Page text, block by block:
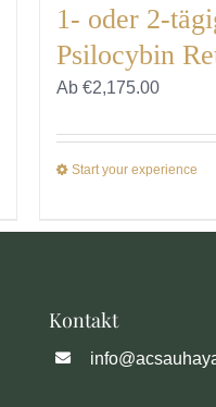
1- oder 2-
Psilocybin
Ab €2,175.00
Start your experience
Varianten
Kontakt